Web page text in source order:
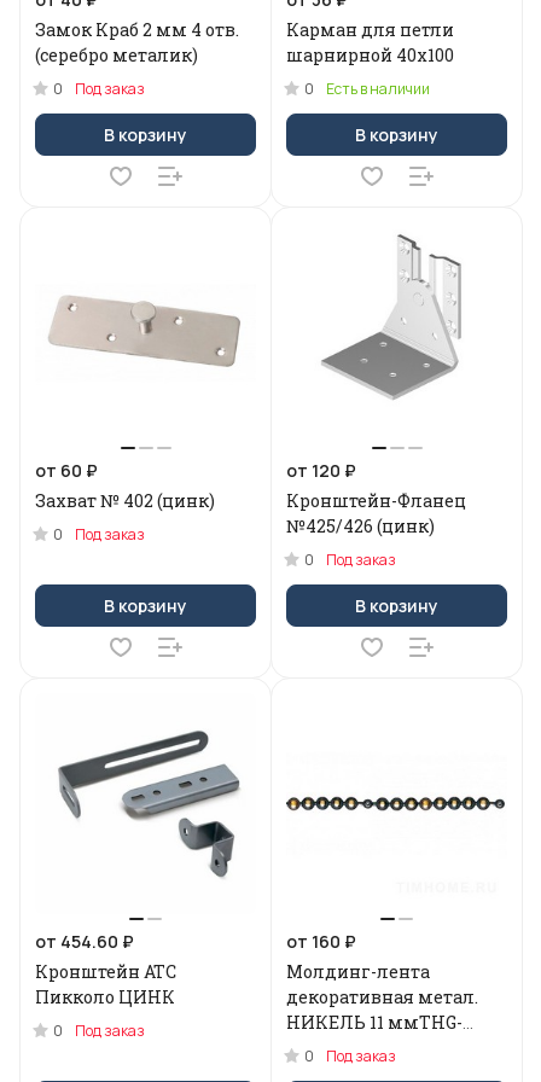
Замок Краб 2 мм 4 отв.
(серебро металик)
0 Под заказ
В корзину
Карман для петли
шарнирной 40х100
0 Есть в наличии
В корзину
от 60 ₽
Захват № 402 (цинк)
0 Под заказ
В корзину
от 120 ₽
Кронштейн-Фланец
№425/426 (цинк)
0 Под заказ
В корзину
от 454.60 ₽
Кронштейн АТС
Пикколо ЦИНК
0 Под заказ
от 160 ₽
Молдинг-лента
декоративная метал.
НИКЕЛЬ 11 ммTHG-
022110-03
0 Под заказ